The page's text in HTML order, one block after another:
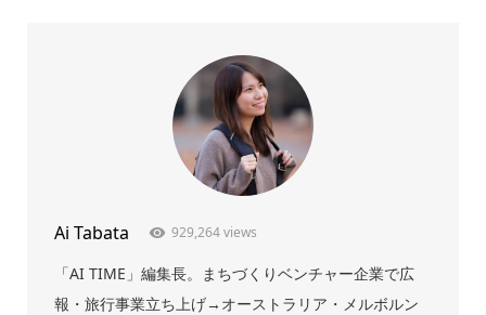
Ai Tabata 929,264 views
「AI TIME」編集長。まちづくりベンチャー企業で広
報・旅行事業立ち上げ→オーストラリア・メルボルン